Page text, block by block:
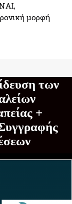
ΝΑΙ,
μορφή
των
+